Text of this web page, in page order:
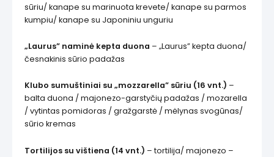
sūriu/ kanape su marinuota krevete/ kanape su parmos
kumpiu/ kanape su Japoniniu unguriu
„Laurus” naminė kepta duona – „Laurus” kepta duona/
česnakinis sūrio padažas
Klubo sumuštiniai su „mozzarella” sūriu (16 vnt.) –
balta duona / majonezo-garstyčių padažas / mozarella
/ vytintas pomidoras / gražgarstė / mėlynas svogūnas/
sūrio kremas
Tortilijos su vištiena (14 vnt.) – tortilija/ majonezo –